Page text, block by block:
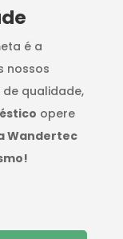
é a
nossos
qualidade,
opere
Wandertec